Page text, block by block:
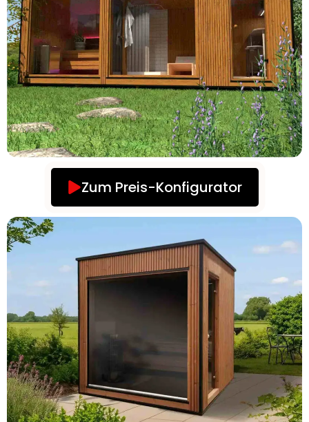
Zum Preis-Konfigurator